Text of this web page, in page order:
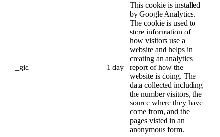
_gid 1 day
This cookie is installed
by Google Analytics.
The cookie is used to
store information of
how visitors use a
website and helps in
creating an analytics
report of how the
website is doing. The
data collected including
the number visitors, the
source where they have
come from, and the
pages visted in an
anonymous form.